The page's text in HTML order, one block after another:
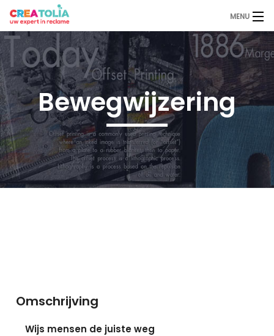
MENU
Home
Over Ons
Diensten
Binnenreclame
Buitenreclame
Bewegwijzering
Omschrijving
Wijs mensen de juiste weg